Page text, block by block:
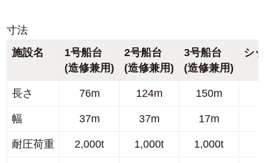
寸法
施設名
1号船台
(造修兼用)
2号船台
(造修兼用)
3号船台
(造修兼用)
シ
長さ 76m 124m 150m
幅 37m 37m 17m
耐圧荷重 2,000t 1,000t 1,000t